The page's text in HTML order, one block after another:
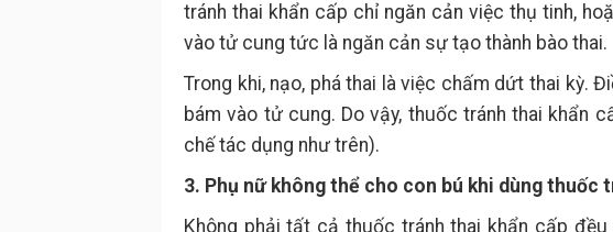
tránh thai khẩn cấp chỉ ngăn cản việc thụ tinh,
vào tử cung tức là ngăn cản sự tạo thành bào thai.
Trong khi, nạo, phá thai là việc chấm dứt thai kỳ.
bám vào tử cung. Do vậy, thuốc tránh thai khẩn
chế tác dụng như trên).
3. Phụ nữ không thể cho con bú khi dùng thuốc
Không phải tất cả thuốc tránh thai khẩn cấp